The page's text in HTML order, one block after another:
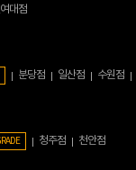
대점
분당점 일산점 수원점
청주점 천안점